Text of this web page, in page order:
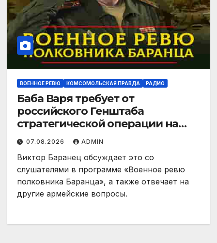
ВОЕННОЕ РЕВЮ КОМСОМОЛЬСКАЯ ПРАВДА РАДИО
Баба Варя требует от
российского Генштаба
стратегической операции на
Украине. Как быть? | 07.08.2026
07.08.2026 ADMIN
Виктор Баранец обсуждает это со
слушателями в программе «Военное ревю
полковника Баранца», а также отвечает на
другие армейские вопросы.